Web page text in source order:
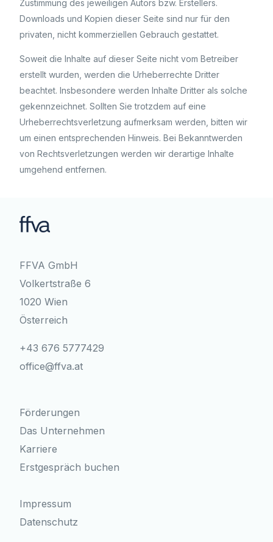
Zustimmung des jeweiligen Autors bzw. Erstellers.
Downloads und Kopien dieser Seite sind nur für den
privaten, nicht kommerziellen Gebrauch gestattet.
Soweit die Inhalte auf dieser Seite nicht vom Betreiber
erstellt wurden, werden die Urheberrechte Dritter
beachtet. Insbesondere werden Inhalte Dritter als solche
gekennzeichnet. Sollten Sie trotzdem auf eine
Urheberrechtsverletzung aufmerksam werden, bitten wir
um einen entsprechenden Hinweis. Bei Bekanntwerden
von Rechtsverletzungen werden wir derartige Inhalte
umgehend entfernen.
FFVA GmbH
Volkertstraße 6
1020 Wien
Österreich
+43 676 5777429
office@ffva.at
Förderungen
Das Unternehmen
Karriere
Erstgespräch buchen
Impressum
Datenschutz